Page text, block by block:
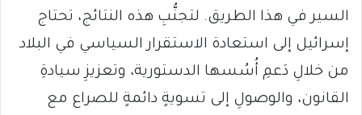
السير في هذا الطريق. لتجنُّبِ هذه النتائج، تحتاج
إسرائيل إلى استعادة الاستقرار السياسي في البلاد
من خلالِ دَعمِ أُسُسها الدستورية، وتعزيزِ سيادةِ
القانون، والوصولِ إلى تسويةٍ دائمةٍ للصراع مع